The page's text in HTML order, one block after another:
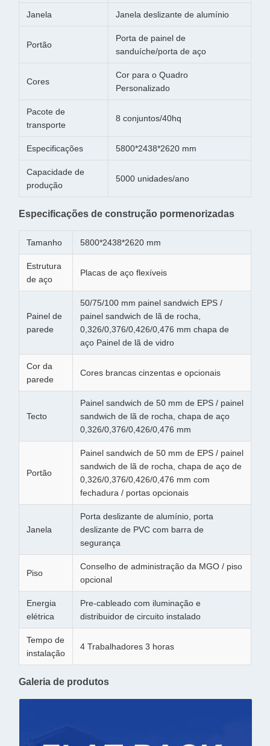
Janela Janela deslizante de alumínio
Portão
Porta de painel de
sanduíche/porta de aço
Cores
Cor para o Quadro
Personalizado
Pacote de
transporte
8 conjuntos/40hq
Especificações 5800*2438*2620 mm
Capacidade de
produção
5000 unidades/ano
Especificações de construção pormenorizadas
Tamanho 5800*2438*2620 mm
Estrutura
de aço
Placas de aço flexíveis
Painel de
parede
50/75/100 mm painel sandwich EPS /
painel sandwich de lã de rocha,
0,326/0,376/0,426/0,476 mm chapa de
aço Painel de lã de vidro
Cor da
parede
Cores brancas cinzentas e opcionais
Tecto
Painel sandwich de 50 mm de EPS / painel
sandwich de lã de rocha, chapa de aço
0,326/0,376/0,426/0,476 mm
Portão
Painel sandwich de 50 mm de EPS / painel
sandwich de lã de rocha, chapa de aço de
0,326/0,376/0,426/0,476 mm com
fechadura / portas opcionais
Janela
Porta deslizante de alumínio, porta
deslizante de PVC com barra de
segurança
Piso
Conselho de administração da MGO / piso
opcional
Energia
elétrica
Pre-cableado com iluminação e
distribuidor de circuito instalado
Tempo de
instalação
4 Trabalhadores 3 horas
Galeria de produtos